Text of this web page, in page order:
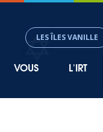
VOUS L'IRT
LES ÎLES VANILLE